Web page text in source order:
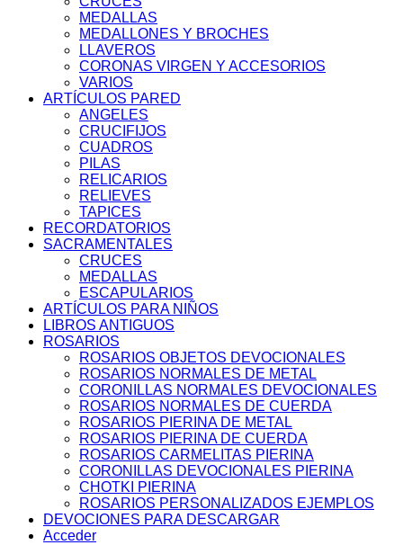
MEDALLAS
MEDALLONES Y BROCHES
LLAVEROS
CORONAS VIRGEN Y ACCESORIOS
VARIOS
ARTÍCULOS PARED
ANGELES
CRUCIFIJOS
CUADROS
PILAS
RELICARIOS
RELIEVES
TAPICES
RECORDATORIOS
SACRAMENTALES
CRUCES
MEDALLAS
ESCAPULARIOS
ARTÍCULOS PARA NIÑOS
LIBROS ANTIGUOS
ROSARIOS
ROSARIOS OBJETOS DEVOCIONALES
ROSARIOS NORMALES DE METAL
CORONILLAS NORMALES DEVOCIONALES
ROSARIOS NORMALES DE CUERDA
ROSARIOS PIERINA DE METAL
ROSARIOS PIERINA DE CUERDA
ROSARIOS CARMELITAS PIERINA
CORONILLAS DEVOCIONALES PIERINA
CHOTKI PIERINA
ROSARIOS PERSONALIZADOS EJEMPLOS
DEVOCIONES PARA DESCARGAR
Acceder